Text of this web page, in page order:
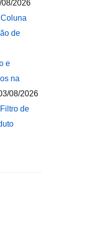
08/2026
de
e
na
08/2026
de